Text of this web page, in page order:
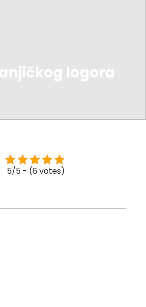
logora
5/5 - (6 votes)